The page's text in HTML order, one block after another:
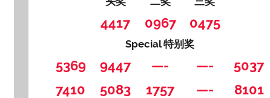
4417 0967 0475
Special 特别奖
5369 9447 —- —-
5037
7410
5083 1757 —-
8101